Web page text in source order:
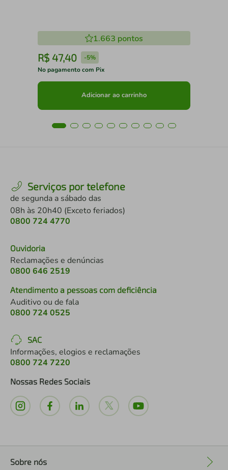
1.663 pontos
R$ 47,40 -5%
No pagamento com Pix
Adicionar ao carrinho
Serviços por telefone
de segunda a sábado das
08h às 20h40 (Exceto feriados)
0800 724 4770
Ouvidoria
Reclamações e denúncias
0800 646 2519
Atendimento a pessoas com deficiência
Auditivo ou de fala
0800 724 0525
SAC
Informações, elogios e reclamações
0800 724 7220
Nossas Redes Sociais
Sobre nós